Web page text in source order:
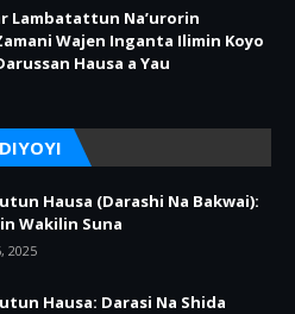
Lambatattun Na’urorin
Wajen Inganta Ilimin Koyo
Hausa a Yau
Hausa (Darashi Na Bakwai):
Wakilin Suna
2025
Hausa: Darasi Na Shida